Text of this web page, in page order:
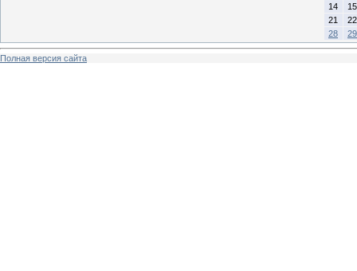
14
15
21
22
28
29
Полная версия сайта